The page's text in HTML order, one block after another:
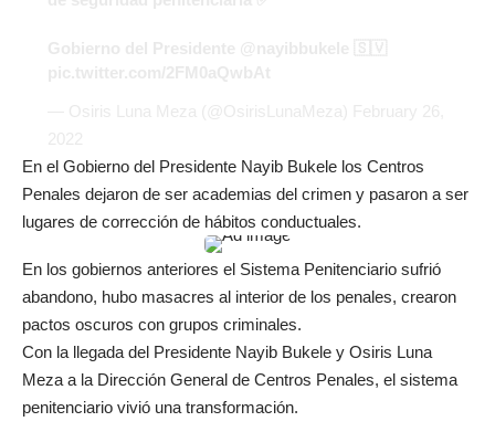
En el Gobierno del Presidente Nayib Bukele los Centros
Penales dejaron de ser academias del crimen y pasaron a ser
lugares de corrección de hábitos conductuales.
En los gobiernos anteriores el Sistema Penitenciario sufrió
abandono, hubo masacres al interior de los penales, crearon
pactos oscuros con grupos criminales.
Con la llegada del Presidente Nayib Bukele y Osiris Luna
Meza a la Dirección General de Centros Penales, el sistema
penitenciario vivió una transformación.